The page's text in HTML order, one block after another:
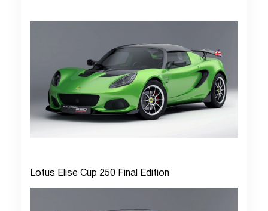
Lotus Elise Cup 250 Final Edition